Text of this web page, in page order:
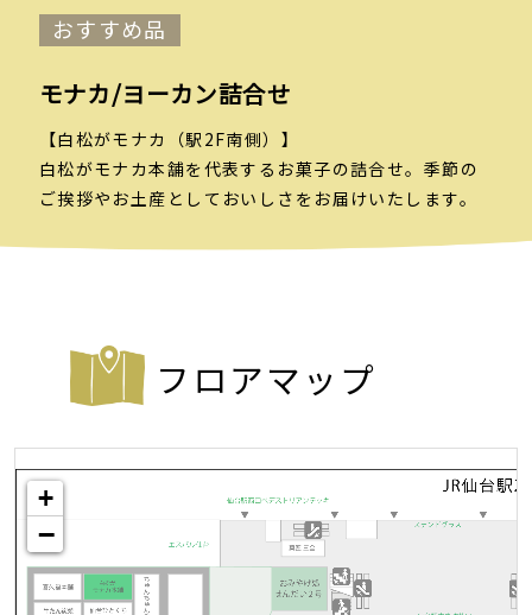
おすすめ品
モナカ/ヨーカン詰合せ
【白松がモナカ（駅2F南側）】
白松がモナカ本舗を代表するお菓子の詰合せ。季節の
ご挨拶やお土産としておいしさをお届けいたします。
フロアマップ